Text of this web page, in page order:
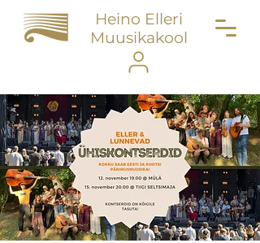
Heino Elleri
Muusikakool